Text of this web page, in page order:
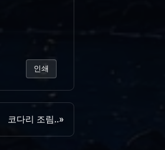
인쇄
코다리 조림..»